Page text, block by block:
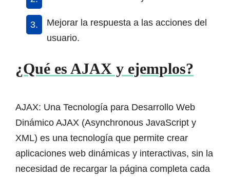
Mejorar la respuesta a las acciones del
usuario.
¿Qué es AJAX y ejemplos?
AJAX: Una Tecnología para Desarrollo Web
Dinámico AJAX (Asynchronous JavaScript y
XML) es una tecnología que permite crear
aplicaciones web dinámicas y interactivas, sin la
necesidad de recargar la página completa cada